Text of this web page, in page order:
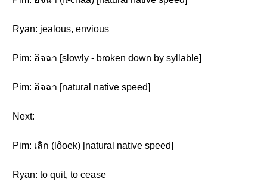
Ryan: jealous, envious
Pim: อิจฉา [slowly - broken down by syllable]
Pim: อิจฉา [natural native speed]
Next:
Pim: เลิก (lôoek) [natural native speed]
Ryan: to quit, to cease